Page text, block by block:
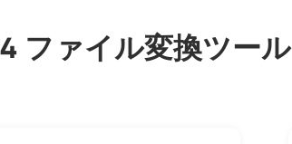
ファイル変換ツール